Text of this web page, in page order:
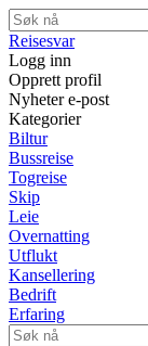
Reisesvar
Logg inn
Opprett profil
Nyheter e-post
Kategorier
Biltur
Bussreise
Togreise
Skip
Leie
Overnatting
Utflukt
Kansellering
Bedrift
Erfaring